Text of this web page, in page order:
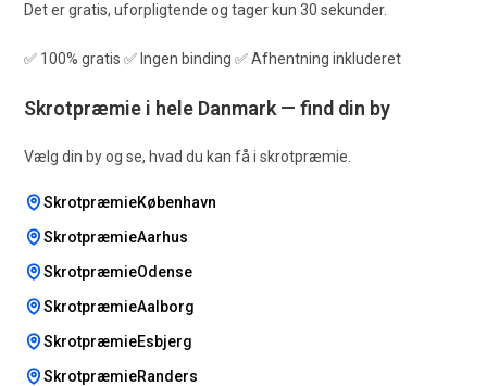
Det er gratis, uforpligtende og tager kun 30 sekunder.
✅ 100% gratis ✅ Ingen binding ✅ Afhentning inkluderet
Skrotpræmie i hele Danmark — find din by
Vælg din by og se, hvad du kan få i skrotpræmie.
SkrotpræmieKøbenhavn
SkrotpræmieAarhus
SkrotpræmieOdense
SkrotpræmieAalborg
SkrotpræmieEsbjerg
SkrotpræmieRanders